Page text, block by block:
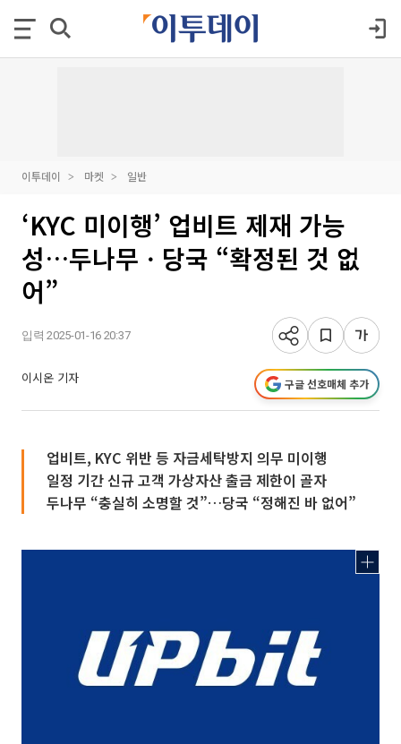
이투데이 마켓 일반
‘KYC 미이행’ 업비트 제재 가능
성…두나무ㆍ당국 “확정된 것 없
어”
입력 2025-01-16 20:37
이시온 기자 구글 선호매체 추가
업비트, KYC 위반 등 자금세탁방지 의무 미이행
일정 기간 신규 고객 가상자산 출금 제한이 골자
두나무 “충실히 소명할 것”…당국 “정해진 바 없어”